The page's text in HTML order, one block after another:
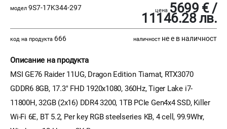
модел 9S7-17K344-297 цена 5699 € /
11146.28 лв.
код на продукта 666 наличност не е в наличност
Описание на продукта
MSI GE76 Raider 11UG, Dragon Edition Tiamat, RTX3070
GDDR6 8GB, 17.3" FHD 1920x1080, 360Hz, Tiger Lake i7-
11800H, 32GB (2x16) DDR4 3200, 1TB PCIe Gen4x4 SSD, Killer
Wi-Fi 6E, BT 5.2, Per key RGB steelseries KB, 4 cell, 99.9Whr,